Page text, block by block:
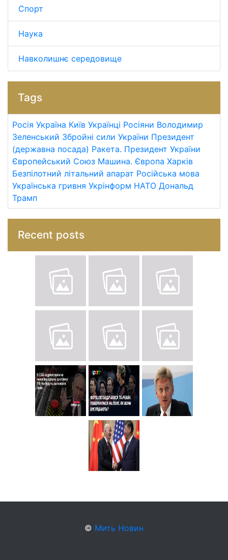
Спорт
Наука
Навколишнє середовище
Tags
Росія Україна Київ Українці Росіяни Володимир
Зеленський Збройні сили України Президент
(державна посада) Ракета. Президент України
Європейський Союз Машина. Європа Харків
Безпілотний літальний апарат Російська мова
Українська гривня Укрінформ НАТО Дональд
Трамп
Recent posts
© Мить Новин